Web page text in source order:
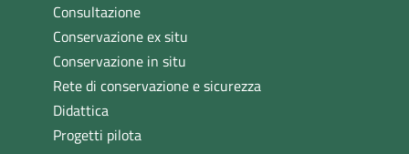
Consultazione
Conservazione ex situ
Conservazione in situ
Rete di conservazione e sicurezza
Didattica
Progetti pilota